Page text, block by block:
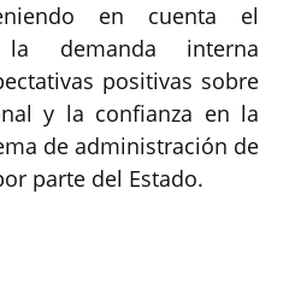
en cuenta el
demanda interna
positivas sobre
y la confianza en la
de administración de
parte del Estado.